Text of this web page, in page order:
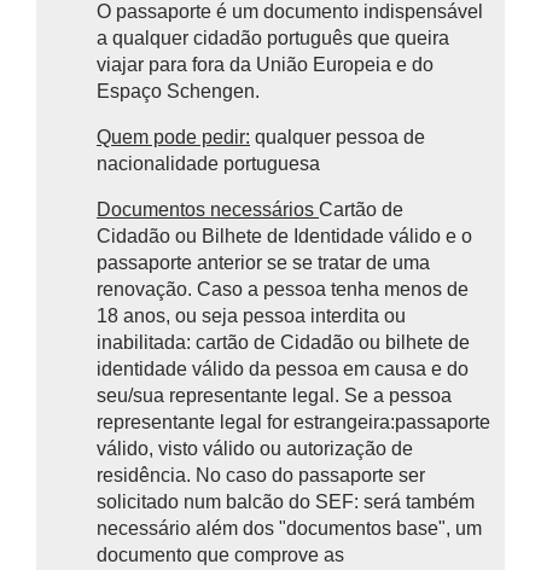
O passaporte é um documento indispensável
a qualquer cidadão português que queira
viajar para fora da União Europeia e do
Espaço Schengen.
Quem pode pedir: qualquer pessoa de
nacionalidade portuguesa
Documentos necessários Cartão de
Cidadão ou Bilhete de Identidade válido e o
passaporte anterior se se tratar de uma
renovação. Caso a pessoa tenha menos de
18 anos, ou seja pessoa interdita ou
inabilitada: cartão de Cidadão ou bilhete de
identidade válido da pessoa em causa e do
seu/sua representante legal. Se a pessoa
representante legal for estrangeira:passaporte
válido, visto válido ou autorização de
residência. No caso do passaporte ser
solicitado num balcão do SEF: será também
necessário além dos "documentos base", um
documento que comprove as